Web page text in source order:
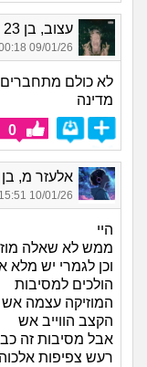
עצוב, בן 23
09/01/26 00:18
לא כולם מתחברים
מדינה
0
אלעזר מ, בן 19
10/01/26 15:51
היי
ממש לא שאלה
וכן לגמרי יש מלא
הולכים למסיבות
המוזיקה עצמה אש
הקצב הווייב אש
אבל מסיבות זה
רעש צפיפות